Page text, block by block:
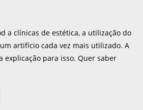
a clínicas de estética, a utilização do
artifício cada vez mais utilizado. A
explicação para isso. Quer saber